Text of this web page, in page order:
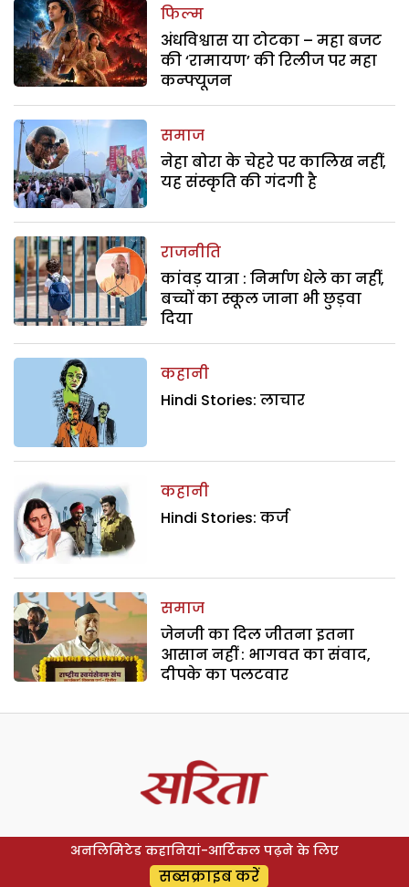
फिल्म
अंधविश्वास या टोटका – महा बजट
की ‘रामायण’ की रिलीज पर महा
कन्फ्यूजन
समाज
नेहा बोरा के चेहरे पर कालिख नहीं,
यह संस्कृति की गंदगी है
राजनीति
कांवड़ यात्रा : निर्माण धेले का नहीं,
बच्चों का स्कूल जाना भी छुड़वा
दिया
कहानी
Hindi Stories: लाचार
कहानी
Hindi Stories: कर्ज
समाज
जेनजी का दिल जीतना इतना
आसान नहीं : भागवत का संवाद,
दीपके का पलटवार
अनलिमिटेड कहानियां-आर्टिकल पढ़ने के लिए
सब्सक्राइब करें